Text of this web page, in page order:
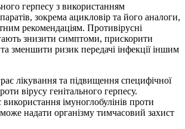
герпесу з використанням
зокрема ацикловір та його аналоги,
рекомендаціям. Противірусні
знизити симптоми, прискорити
зменшити ризик передачі інфекції іншим
лікування та підвищення специфічної
вірусу генітального герпесу.
імуноглобулінів проти
надати організму тимчасовий захист